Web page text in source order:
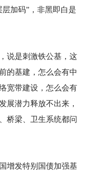
加码”，非黑即白是
说是刺激铁公基，这
的基建，怎么会有中
宽带建设，怎么会有
展潜力释放不出来，
桥梁、卫生系统都问
增发特别国债加强基